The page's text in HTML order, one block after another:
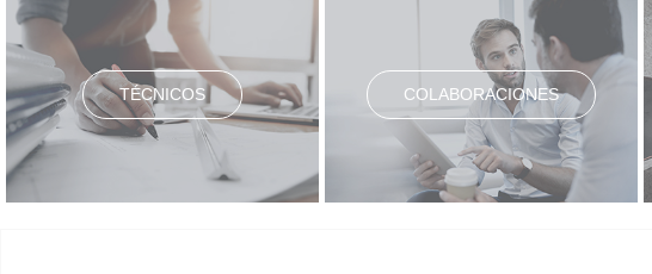
TÉCNICOS COLABORACIONES